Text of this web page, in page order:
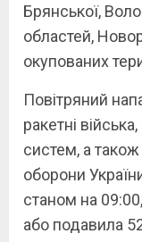
Брянської,
областей,
окупованих
Повітряний
ракетні
систем, а також
оборони
станом на
або подавила